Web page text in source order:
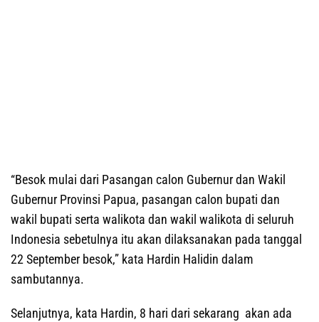
“Besok mulai dari Pasangan calon Gubernur dan Wakil
Gubernur Provinsi Papua, pasangan calon bupati dan
wakil bupati serta walikota dan wakil walikota di seluruh
Indonesia sebetulnya itu akan dilaksanakan pada tanggal
22 September besok,” kata Hardin Halidin dalam
sambutannya.
Selanjutnya, kata Hardin, 8 hari dari sekarang akan ada